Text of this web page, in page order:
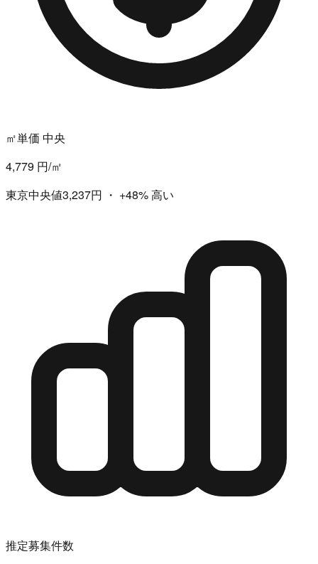
㎡単価 中央
4,779 円/㎡
東京中央値3,237円 ・ +48%高い
推定募集件数